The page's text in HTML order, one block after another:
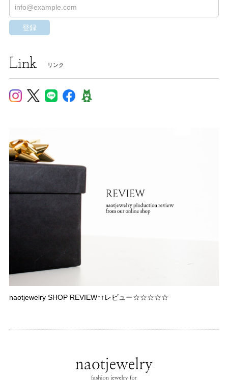
登録
Link リンク
naotjewelry SHOP REVIEW↑↑レビュー☆☆☆☆☆